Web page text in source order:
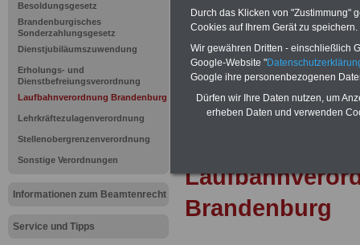
Besoldungsgesetz
Brandenburgisches
Sonderzahlungsgesetz
Dienstjubiläumszuwendung
Erholungs- und
Dienstbefreiungsverordnung
Laufbahnverordnung Brandenburg
Lehrkräftezulagenverordnung
Stellenobergrenzenverordnung
Sonstige Verordnungen
Informationen zum Beamtenrecht
Service und Tipps
PDF-SERVICE: Zehn
und Beamte
zum Komplettpreis von
Brandenburginteressant. Sie
und ausdrucken: Beamtenrecht,
Tarifrecht, Berufseinstieg und
Dienst >>>mehr Informationen
Brandenburg
Durch das Klicken von "Zustimmung"
Cookies auf Ihrem Gerät zu speichern.
Wir gewähren Dritten - einschließlich
Google-Website "
Google ihre personenbezogenen
Dürfen wir Ihre Daten nutzen, um
erheben Daten und verwenden